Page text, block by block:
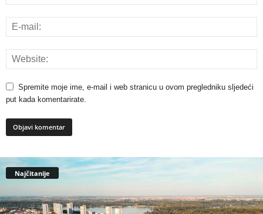
Spremite moje ime, e-mail i web stranicu u ovom pregledniku sljedeći
put kada komentarirate.
Najčitanije